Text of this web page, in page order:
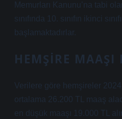
Memurları Kanunu’na tabi
sınıfında 10. sınıfın ikinci
başlamaktadırlar.
HEMŞIRE MAAŞI
Verilere göre hemşireler 2024
ortalama 26.200 TL maaş
en düşük maaşı 19.000 TL